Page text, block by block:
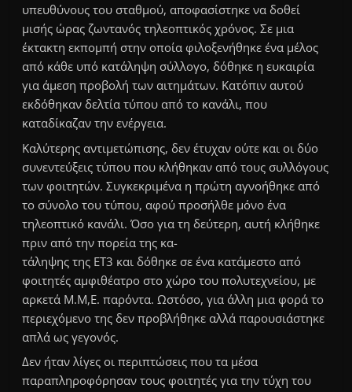
υπευθύνους του σταθμού, αποφασίστηκε να δοθεί
μισής ώρας ζωντανός τηλεοπτικός χρόνος. Σε μια
έκτακτη εκπομπή στην οποία φιλοξενήθηκε ένα μέλος
από κάθε υπό κατάληψη σύλλογο, δόθηκε η ευκαιρία
για άμεση προβολή των αιτημάτων. Κατόπιν αυτού
εκδόθηκαν δελτία τύπου από το κανάλι, που
καταδίκαζαν την ενέργεια.
Καλύτερης αντιμετώπισης, δεν έτυχαν ούτε και οι δύο
συνεντεύξεις τύπου που κλήθηκαν από τους συλλόγους
των φοιτητών. Συγκεκριμένα η πρώτη αγνοήθηκε από
το σύνολο του τύπου, αφού προσήλθε μόνο ένα
τηλεοπτικό κανάλι. Όσο για τη δεύτερη, αυτή κλήθηκε
πριν από την πορεία της κα-
τάληψης της ΕΤ3 και δόθηκε σε ένα κατάμεστο από
φοιτητές αμφιθέατρο στο χώρο του πολυτεχνείου, με
αρκετά Μ.Μ,Ε. παρόντα. Ωστόσο, για άλλη μια φορά το
περιεχόμενο της δεν προβλήθηκε αλλά παρουσιάστηκε
απλά ως γεγονός.
Δεν ήταν λίγες οι περιπτώσεις που τα μέσα
παραπληροφόρησαν τους φοιτητές για την τύχη του